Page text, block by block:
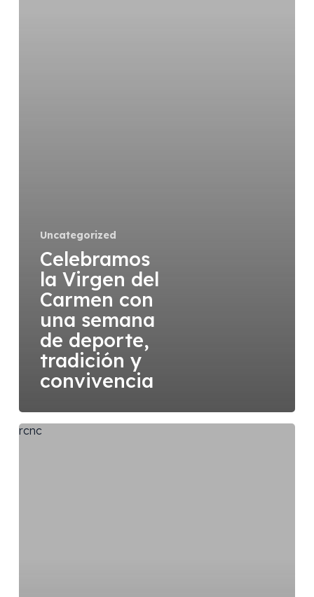
Uncategorized
Celebramos
la Virgen del
Carmen con
una semana
de deporte,
tradición y
convivencia